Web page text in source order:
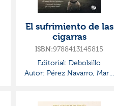
El sufrimiento de las
cigarras
ISBN:9788413145815
Editorial: Debolsillo
Autor: Pérez Navarro, María